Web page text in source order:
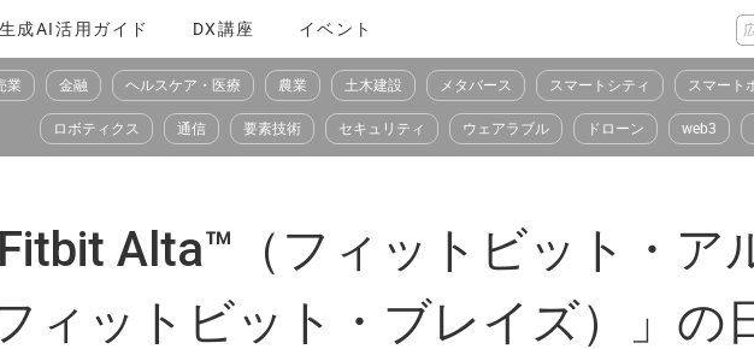
生成AI活用ガイド DX講座 イベント
業 金融 ヘルスケア・医療 農業 土木建設 メタバース スマートシティ スマート
ロボティクス 通信 要素技術 セキュリティ ウェアラブル ドローン web3
Alta™（フィットビット・ア
ィットビット・ブレイズ）」の